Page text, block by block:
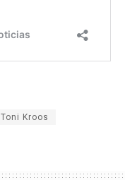
Toni Kroos